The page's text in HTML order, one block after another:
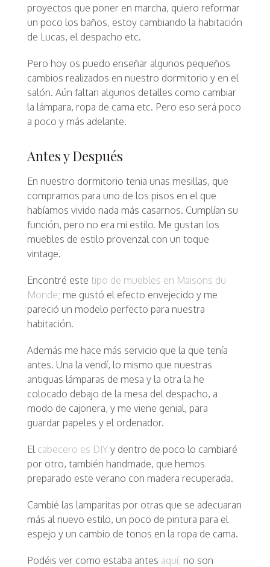
proyectos que poner en marcha, quiero reformar
un poco los baños, estoy cambiando la habitación
de Lucas, el despacho etc.
Pero hoy os puedo enseñar algunos pequeños
cambios realizados en nuestro dormitorio y en el
salón. Aún faltan algunos detalles como cambiar
la lámpara, ropa de cama etc. Pero eso será poco
a poco y más adelante.
Antes y Después
En nuestro dormitorio tenia unas mesillas, que
compramos para uno de los pisos en el que
habíamos vivido nada más casarnos. Cumplían su
función, pero no era mi estilo. Me gustan los
muebles de estilo provenzal con un toque
vintage.
Encontré este tipo de muebles en Maisons du
Monde; me gustó el efecto envejecido y me
pareció un modelo perfecto para nuestra
habitación.
Además me hace más servicio que la que tenía
antes. Una la vendí, lo mismo que nuestras
antiguas lámparas de mesa y la otra la he
colocado debajo de la mesa del despacho, a
modo de cajonera, y me viene genial, para
guardar papeles y el ordenador.
El cabecero es DIY y dentro de poco lo cambiaré
por otro, también handmade, que hemos
preparado este verano con madera recuperada.
Cambié las lamparitas por otras que se adecuaran
más al nuevo estilo, un poco de pintura para el
espejo y un cambio de tonos en la ropa de cama.
Podéis ver como estaba antes aquí, no son